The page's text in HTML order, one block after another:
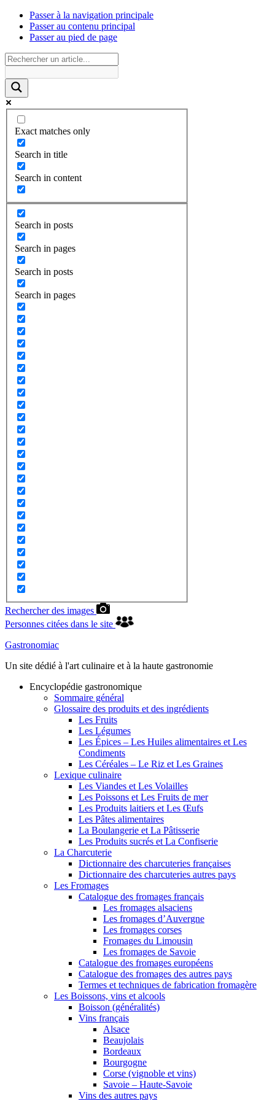
Passer à la navigation principale
Passer au contenu principal
Passer au pied de page
Exact matches only
Search in title
Search in content
Search in posts
Search in pages
Search in posts
Search in pages
Rechercher des images
Personnes citées dans le site
Gastronomiac
Un site dédié à l'art culinaire et à la haute gastronomie
Encyclopédie gastronomique
Sommaire général
Glossaire des produits et des ingrédients
Les Fruits
Les Légumes
Les Épices – Les Huiles alimentaires et Les
Condiments
Les Céréales – Le Riz et Les Graines
Lexique culinaire
Les Viandes et Les Volailles
Les Poissons et Les Fruits de mer
Les Produits laitiers et Les Œufs
Les Pâtes alimentaires
La Boulangerie et La Pâtisserie
Les Produits sucrés et La Confiserie
La Charcuterie
Dictionnaire des charcuteries françaises
Dictionnaire des charcuteries autres pays
Les Fromages
Catalogue des fromages français
Les fromages alsaciens
Les fromages d’Auvergne
Les fromages corses
Fromages du Limousin
Les fromages de Savoie
Catalogue des fromages européens
Catalogue des fromages des autres pays
Termes et techniques de fabrication fromagère
Les Boissons, vins et alcools
Boisson (généralités)
Vins français
Alsace
Beaujolais
Bordeaux
Bourgogne
Corse (vignoble et vins)
Savoie – Haute-Savoie
Vins des autres pays